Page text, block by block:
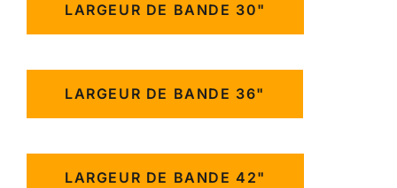
LARGEUR DE BANDE 30"
LARGEUR DE BANDE 36"
LARGEUR DE BANDE 42"